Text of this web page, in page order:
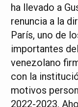
ha llevado a
renuncia a la
París, uno de
importantes
venezolano
con la
motivos
2022-2023.